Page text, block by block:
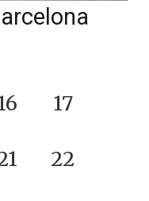
17
22